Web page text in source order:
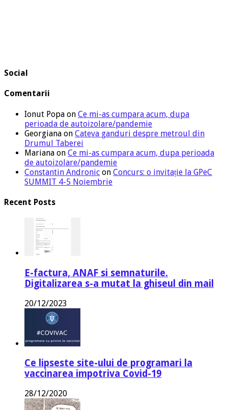
Social
Comentarii
Ionut Popa on Ce mi-as cumpara acum, dupa
perioada de autoizolare/pandemie
Georgiana on Cateva ganduri despre metroul din
Drumul Taberei
Mariana on Ce mi-as cumpara acum, dupa perioada
de autoizolare/pandemie
Constantin Andronic on Concurs: o invitație la GPeC
SUMMIT 4-5 Noiembrie
Recent Posts
E-factura, ANAF si semnaturile.
Digitalizarea s-a mutat la ghiseul din mail
20/12/2023
Ce lipseste site-ului de programari la
vaccinarea impotriva Covid-19
28/12/2020